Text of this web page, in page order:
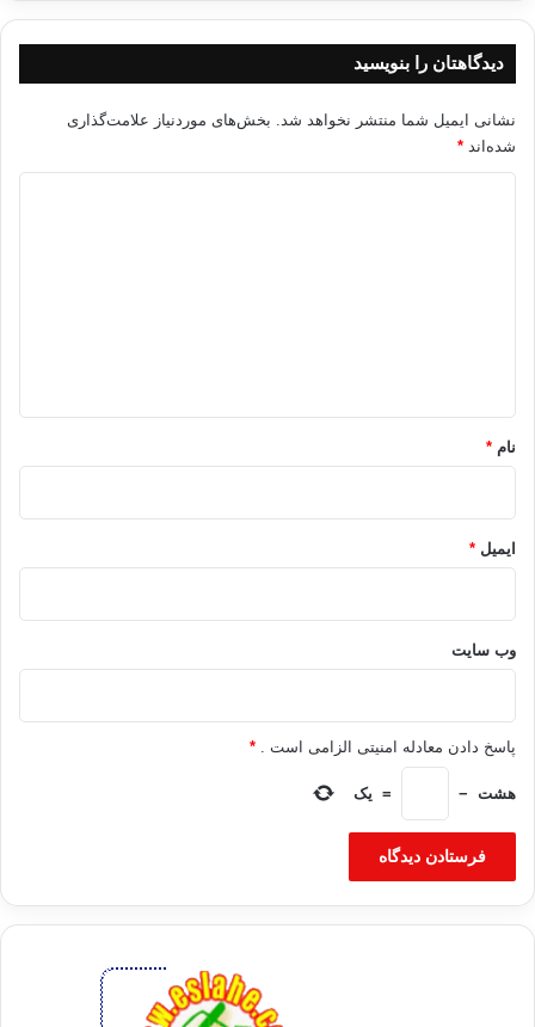
ترکیه، مشکلی برای داشتن حجاب ندارند اما حجاب برای دانشجویان و کارمندان
دولتی ممنوع است و نمی‌توانند در مؤسسات دولتی سکولار حجاب داشته باشند
لغو کرده است.
برگرفته از شبستان
دیدگاهتان را بنویسید
نشانی ایمیل شما منتشر نخواهد شد. بخش‌های موردنیاز علامت‌گذاری
شده‌اند *
نام *
ایمیل *
وب‌ سایت
پاسخ دادن معادله امنیتی الزامی است . *
هشت −
= یک